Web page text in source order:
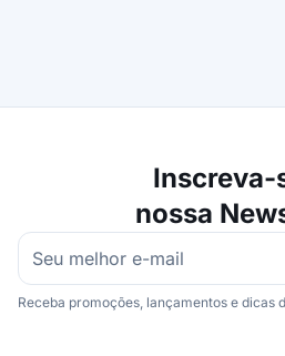
Inscreva-
nossa
Receba promoções, lançamentos e dicas